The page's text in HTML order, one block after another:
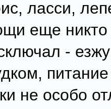
ласси,
еще
- езжу
питание
не особо